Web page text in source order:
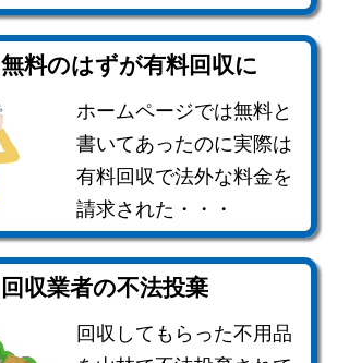
無料のはずが有料回収に
ホームページでは無料と
書いてあったのに実際は
有料回収で法外な料金を
請求された・・・
回収業者の不法投棄
回収してもらった不用品